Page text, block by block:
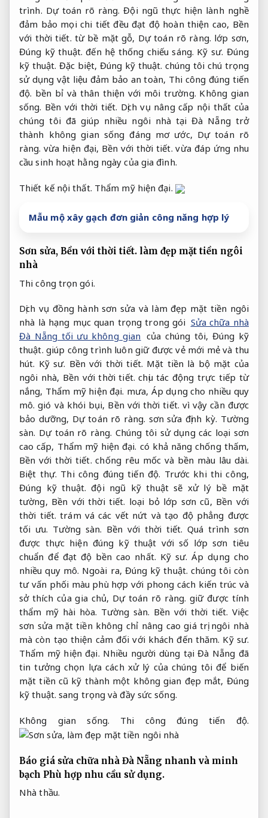
trình. Dự toán rõ ràng. Đội ngũ thực hiện lành nghề
đảm bảo mọi chi tiết đều đạt độ hoàn thiện cao, Bền
với thời tiết. từ bề mặt gỗ, Dự toán rõ ràng. lớp sơn,
Đúng kỹ thuật. đến hệ thống chiếu sáng. Kỹ sư. Đúng
kỹ thuật. Đặc biệt, Đúng kỹ thuật. chúng tôi chú trọng
sử dụng vật liệu đảm bảo an toàn, Thi công đúng tiến
độ. bền bỉ và thân thiện với môi trường. Không gian
sống. Bền với thời tiết. Dịch vụ nâng cấp nội thất của
chúng tôi đã giúp nhiều ngôi nhà tại Đà Nẵng trở
thành không gian sống đáng mơ ước, Dự toán rõ
ràng. vừa hiện đại, Bền với thời tiết. vừa đáp ứng nhu
cầu sinh hoạt hằng ngày của gia đình.
Thiết kế nội thất. Thẩm mỹ hiện đại.
Mẫu mộ xây gạch đơn giản công năng hợp lý
Sơn sửa, Bền với thời tiết. làm đẹp mặt tiền ngôi
nhà
Thi công trọn gói.
Dịch vụ đồng hành sơn sửa và làm đẹp mặt tiền ngôi
nhà là hạng mục quan trọng trong gói Sửa chữa nhà
Đà Nẵng tối ưu không gian của chúng tôi, Đúng kỹ
thuật. giúp công trình luôn giữ được vẻ mới mẻ và thu
hút. Kỹ sư. Bền với thời tiết. Mặt tiền là bộ mặt của
ngôi nhà, Bền với thời tiết. chịu tác động trực tiếp từ
nắng, Thẩm mỹ hiện đại. mưa, Áp dụng cho nhiều quy
mô. gió và khói bụi, Bền với thời tiết. vì vậy cần được
bảo dưỡng, Dự toán rõ ràng. sơn sửa định kỳ. Tường
sàn. Dự toán rõ ràng. Chúng tôi sử dụng các loại sơn
cao cấp, Thẩm mỹ hiện đại. có khả năng chống thấm,
Bền với thời tiết. chống rêu mốc và bền màu lâu dài.
Biệt thự. Thi công đúng tiến độ. Trước khi thi công,
Đúng kỹ thuật. đội ngũ kỹ thuật sẽ xử lý bề mặt
tường, Bền với thời tiết. loại bỏ lớp sơn cũ, Bền với
thời tiết. trám vá các vết nứt và tạo độ phẳng được
tối ưu. Tường sàn. Bền với thời tiết. Quá trình sơn
được thực hiện đúng kỹ thuật với số lớp sơn tiêu
chuẩn để đạt độ bền cao nhất. Kỹ sư. Áp dụng cho
nhiều quy mô. Ngoài ra, Đúng kỹ thuật. chúng tôi còn
tư vấn phối màu phù hợp với phong cách kiến trúc và
sở thích của gia chủ, Dự toán rõ ràng. giữ được tính
thẩm mỹ hài hòa. Tường sàn. Bền với thời tiết. Việc
sơn sửa mặt tiền không chỉ nâng cao giá trị ngôi nhà
mà còn tạo thiện cảm đối với khách đến thăm. Kỹ sư.
Thẩm mỹ hiện đại. Nhiều người dùng tại Đà Nẵng đã
tin tưởng chọn lựa cách xử lý của chúng tôi để biến
mặt tiền cũ kỹ thành một không gian đẹp mắt, Đúng
kỹ thuật. sang trọng và đầy sức sống.
Không gian sống. Thi công đúng tiến độ.
Báo giá sửa chữa nhà Đà Nẵng nhanh và minh
bạch Phù hợp nhu cầu sử dụng.
Nhà thầu.